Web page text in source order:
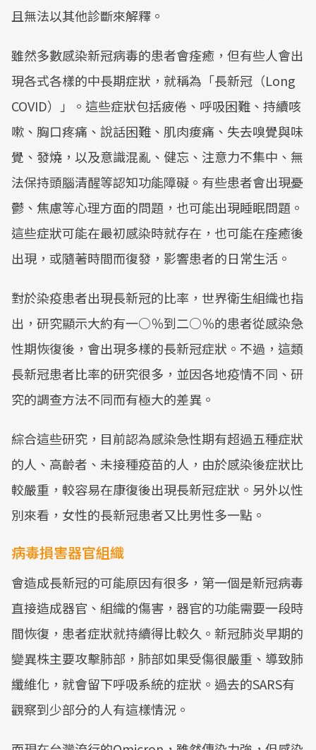
且無法以其他診斷來解釋。
雖然多數感染新冠病毒的患者會痊癒，但有些人會出
現各式各樣的中長期症狀，就稱為「長新冠（Long
COVID）」。這些症狀包括疲倦、呼吸困難、持續咳
嗽、胸口疼痛、說話困難、肌肉痠痛、失去嗅覺與味
覺、發燒，以及意識混亂、健忘、注意力不集中、無
法保持頭腦清醒等認知功能障礙。有些患者會出現憂
鬱、焦慮等心理方面的問題，也可能出現睡眠問題。
這些症狀可能在最初感染時就存在，也可能在痊癒後
出現，或隨著時間而復發，影響患者的日常生活。
對於染疫患者出現長新冠的比率，世界衛生組織也指
出，研究顯示大約有一○％到二○％的患者從感染急
性期恢復後，會出現多樣的長新冠症狀。不過，這類
長新冠患者比率的研究很多，並因各地疫情不同、研
究的調查方法不同而有極大的差異。
綜合這些研究，目前認為感染急性期有超過五種症狀
的人、高齡者、未接種疫苗的人，由於感染後症狀比
較嚴重，較容易在康復後出現長新冠症狀。另外以性
別來看，女性的長新冠患者又比男性多一點。
病毒損害器官組織
會造成長新冠的可能原因有很多，第一個是新冠病毒
直接造成器官、組織的傷害，器官的功能需要一段時
間恢復，患者症狀就持續得比較久。新冠肺炎早期的
變異株主要攻擊肺部，肺部如果受傷很嚴重、導致肺
纖維化，就會留下呼吸系統的症狀。過去的SARS有
觀察到少部分的人有這樣情況。